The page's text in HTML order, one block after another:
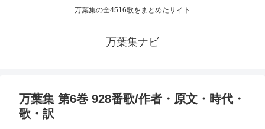
万葉集の全4516歌をまとめたサイト
万葉集ナビ
万葉集 第6巻 928番歌/作者・原文・時代・
歌・訳